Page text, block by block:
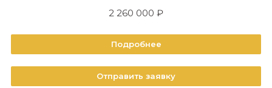
2 260 000 ₽
Подробнее
Отправить заявку